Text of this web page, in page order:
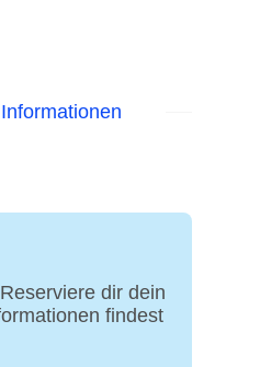
dir dein
findest